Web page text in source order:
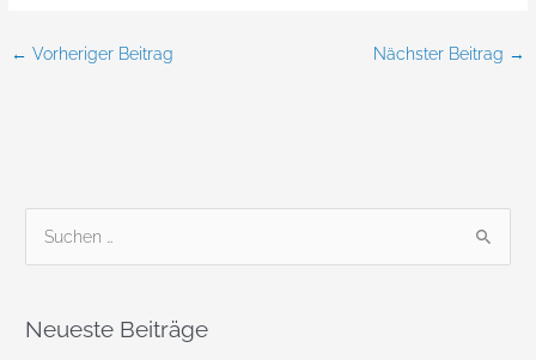
← Vorheriger Beitrag Nächster Beitrag →
hNeueste Beiträge